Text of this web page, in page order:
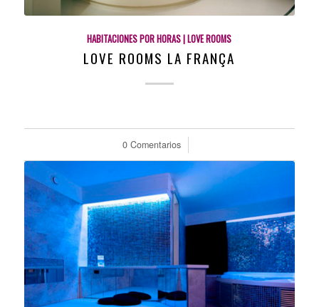
HABITACIONES POR HORAS | LOVE ROOMS
LOVE ROOMS LA FRANÇA
0 Comentarios
/